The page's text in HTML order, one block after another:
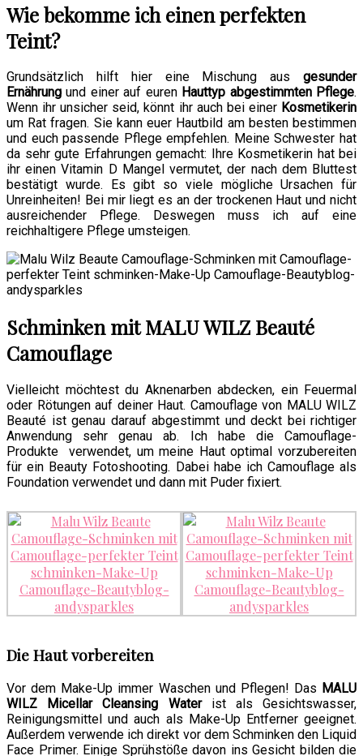
Wie bekomme ich einen perfekten
Teint?
Grundsätzlich hilft hier eine Mischung aus gesunder
Ernährung und einer auf eurenHauttyp abgestimmten Pflege.
Wenn ihr unsicher seid, könnt ihr auch bei einer Kosmetikerin
um Rat fragen. Sie kann euer Hautbild am besten bestimmen
und euch passende Pflege empfehlen. Meine Schwester hat
da sehr gute Erfahrungen gemacht: Ihre Kosmetikerin hat bei
ihr einen Vitamin D Mangel vermutet, der nach dem Bluttest
bestätigt wurde. Es gibt so viele mögliche Ursachen für
Unreinheiten! Bei mir liegt es an der trockenen Haut und nicht
ausreichender Pflege. Deswegen muss ich auf eine
reichhaltigere Pflege umsteigen.
Schminken mit MALU WILZ Beauté
Camouflage
Vielleicht möchtest du Aknenarben abdecken, ein Feuermal
oder Rötungen auf deiner Haut. Camouflage von MALU WILZ
Beauté ist genau darauf abgestimmt und deckt bei richtiger
Anwendung sehr genau ab. Ich habe die Camouflage-
Produkte verwendet, um meine Haut optimal vorzubereiten
für ein Beauty Fotoshooting. Dabei habe ich Camouflage als
Foundation verwendet und dann mit Puder fixiert.
Die Haut vorbereiten
Vor dem Make-Up immer Waschen und Pflegen! Das MALU
WILZ Micellar Cleansing Waterist als Gesichtswasser,
Reinigungsmittel und auch als Make-Up Entferner geeignet.
Außerdem verwende ich direkt vor dem Schminken den Liquid
Face Primer. Einige Sprühstöße davon ins Gesicht bilden die